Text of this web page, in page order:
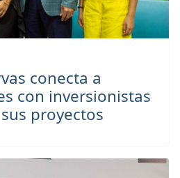
conecta a
con inversionistas
proyectos